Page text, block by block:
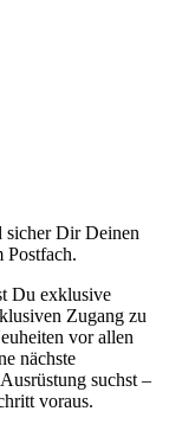
sicher Dir Deinen
Postfach.
Du exklusive
Zugang zu
vor allen
nächste
suchst –
voraus.